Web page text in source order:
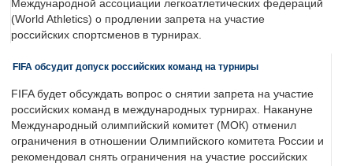
Международной ассоциации легкоатлетических федераций
(World Athletics) о продлении запрета на участие
российских спортсменов в турнирах.
FIFA обсудит допуск российских команд на турниры
FIFA будет обсуждать вопрос о снятии запрета на участие
российских команд в международных турнирах. Накануне
Международный олимпийский комитет (МОК) отменил
ограничения в отношении Олимпийского комитета России и
рекомендовал снять ограничения на участие российских